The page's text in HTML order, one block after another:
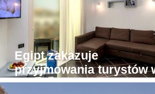
Egipt zakazuje
przyjmowania turystów w
apartamentach bez